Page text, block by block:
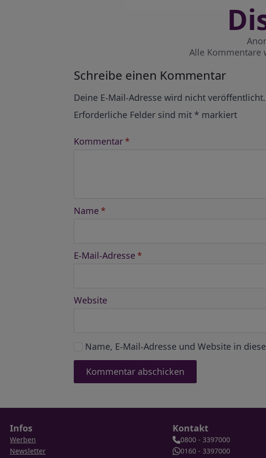
Alle Kommentare
Schreibe einen Kommentar
Deine E-Mail-Adresse wird nicht veröffentlicht.
Erforderliche Felder sind mit * markiert
Kommentar *
Name *
E-Mail-Adresse *
Website
Name, E-Mail-Adresse und Website in
Infos
Werben
Newsletter
Kontakt
0800 - 3397000
0160 - 3397000